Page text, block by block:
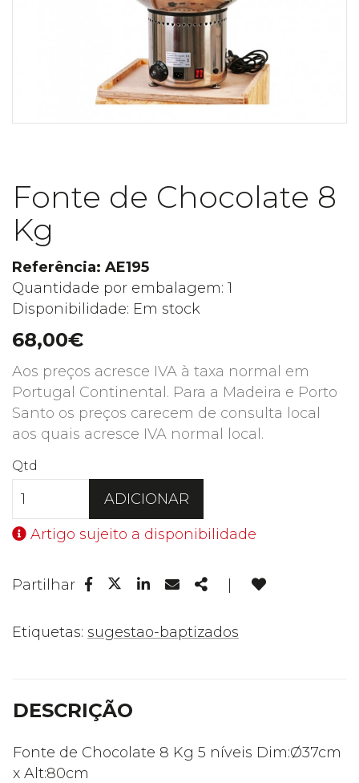
Fonte de Chocolate 8
Kg
Referência: AE195
Quantidade por embalagem: 1
Disponibilidade: Em stock
68,00€
Aos preços acresce IVA à taxa normal em
Portugal Continental. Para a Madeira e Porto
Santo os preços carecem de consulta local
aos quais acresce IVA normal local.
Qtd
ADICIONAR
Artigo sujeito a disponibilidade
Partilhar
FacebookLinkedin
EmailShare
Etiquetas: sugestao-baptizados
DESCRIÇÃO
Fonte de Chocolate 8 Kg 5 níveis Dim:Ø37cm
x Alt:80cm